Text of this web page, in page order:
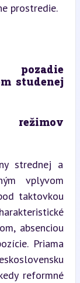
prostredie.
pozadie
studenej
režimov
strednej a
vplyvom
taktovkou
absenciou
Priama
reformné